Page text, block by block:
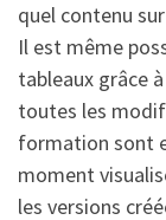
quel contenu
Il est même
tableaux grâce
toutes les
formation sont
moment
les versions